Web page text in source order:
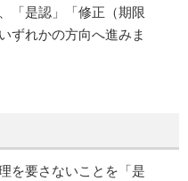
「是認」「修正（期限
ずれかの方向へ進みま
を要さないことを「是